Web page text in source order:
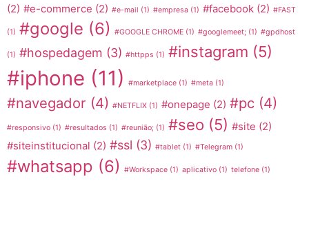
(2) #e-commerce (2) #e-mail (1) #empresa (1) #facebook (2) #FAST
(1) #google (6) #GOOGLE CHROME (1) #googlemeet; (1) #gpdhost
(1) #hospedagem (3) #httpps (1) #instagram (5)
#iphone (11) #marketplace (1) #meta (1)
#navegador (4) #NETFLIX (1) #onepage (2) #pc (4)
#responsivo (1) #resultados (1) #reunião; (1) #seo (5) #site (2)
#siteinstitucional (2) #ssl (3) #tablet (1) #Telegram (1)
#whatsapp (6) #Workspace (1) aplicativo (1) telefone (1)